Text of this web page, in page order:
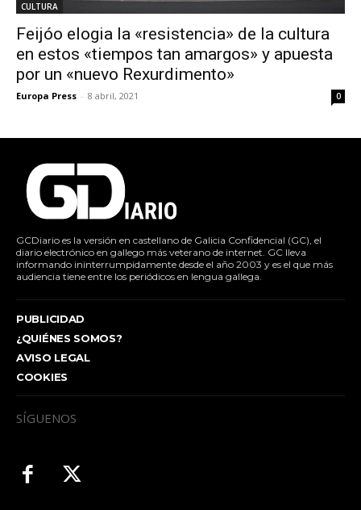
CULTURA
Feijóo elogia la «resistencia» de la cultura
en estos «tiempos tan amargos» y apuesta
por un «nuevo Rexurdimento»
Europa Press - 8 abril, 2021 0
GCDiario es la versión en castellano de Galicia Confidencial (GC), el
diario electrónico en gallego más veterano de internet. GC lleva
informando ininterrumpidamente desde el año 2003 y es el que más
audiencia tiene entre los periódicos en lengua gallega.
PUBLICIDAD
¿QUIÉNES SOMOS?
AVISO LEGAL
COOKIES
SÍGUENOS